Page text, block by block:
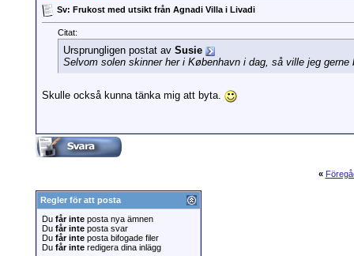
Sv: Frukost med utsikt från Agnadi Villa i Livadi
Citat:
Ursprungligen postat av Susie
Selvom solen skinner her i København i dag, så ville jeg gerne
Skulle också kunna tänka mig att byta.
«
Regler för att posta
Du får inte posta nya ämnen
Du får inte posta svar
Du får inte posta bifogade filer
Du får inte redigera dina inlägg